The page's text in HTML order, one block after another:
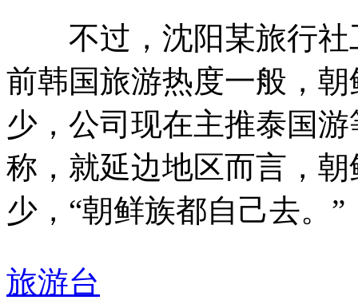
不过，沈阳某旅行社
前韩国旅游热度一般，
少，公司现在主推泰国
称，就延边地区而言，
少，“朝鲜族都自己去。”
旅游台